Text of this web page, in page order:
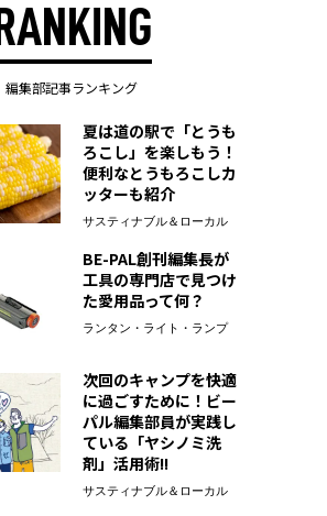
RANKING
編集部記事ランキング
夏は道の駅で「とうも
ろこし」を楽しもう！
便利なとうもろこしカ
ッターも紹介
サスティナブル＆ローカル
BE-PAL創刊編集長が
工具の専門店で見つけ
た愛用品って何？
ランタン・ライト・ランプ
次回のキャンプを快適
に過ごすために！ビー
パル編集部員が実践し
ている「ヤシノミ洗
剤」活用術!!
サスティナブル＆ローカル